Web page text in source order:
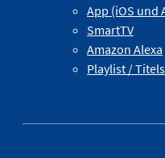
App (iOS und
SmartTV
Amazon Alexa
Playlist /